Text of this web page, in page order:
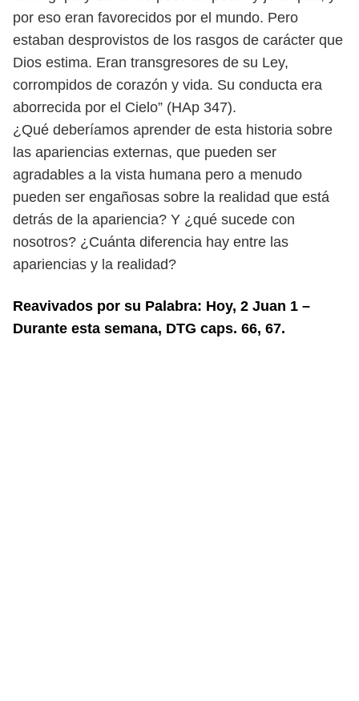
por eso eran favorecidos por el mundo. Pero
estaban desprovistos de los rasgos de carácter que
Dios estima. Eran transgresores de su Ley,
corrompidos de corazón y vida. Su conducta era
aborrecida por el Cielo” (HAp 347).
¿Qué deberíamos aprender de esta historia sobre
las apariencias externas, que pueden ser
agradables a la vista humana pero a menudo
pueden ser engañosas sobre la realidad que está
detrás de la apariencia? Y ¿qué sucede con
nosotros? ¿Cuánta diferencia hay entre las
apariencias y la realidad?
Reavivados por su Palabra: Hoy, 2 Juan 1 –
Durante esta semana, DTG caps. 66, 67.